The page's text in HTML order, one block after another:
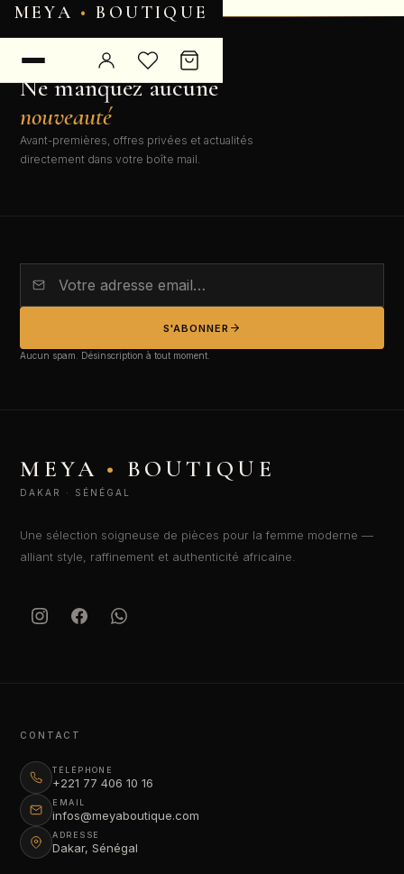
MEYA • BOUTIQUE
NEWSLETTER EXCLUSIVE
Ne manquez aucune
nouveauté
Avant-premières, offres privées et actualités
directement dans votre boîte mail.
S'ABONNER
Aucun spam. Désinscription à tout moment.
MEYA • BOUTIQUE
DAKAR · SÉNÉGAL
Une sélection soigneuse de pièces pour la femme moderne —
alliant style, raffinement et authenticité africaine.
CONTACT
TÉLÉPHONE
+221 77 406 10 16
EMAIL
infos@meyaboutique.com
ADRESSE
Dakar, Sénégal